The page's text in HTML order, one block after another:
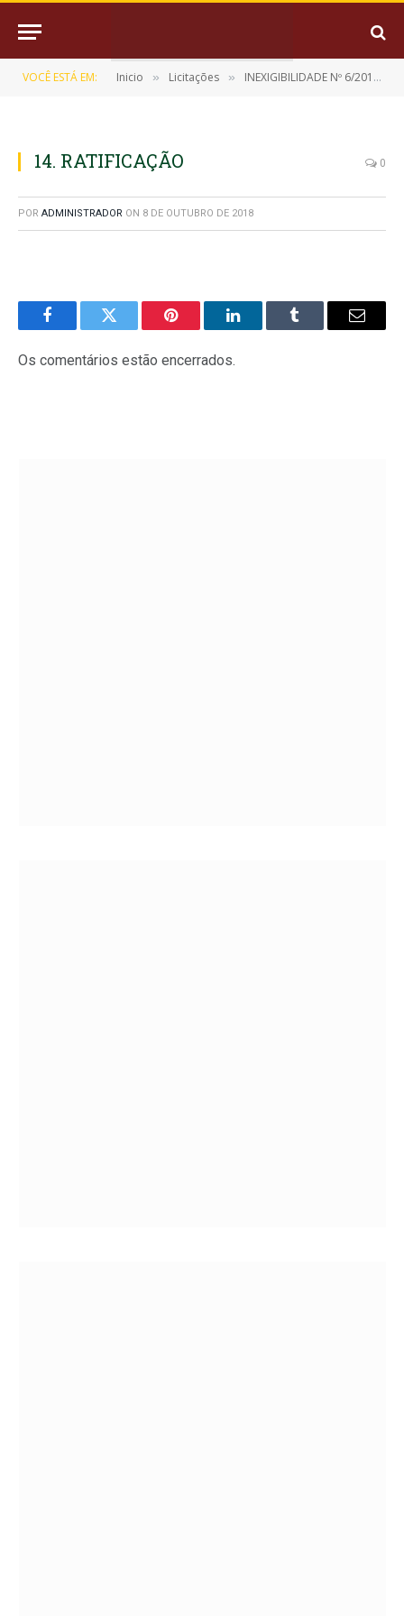
VOCÊ ESTÁ EM: Inicio » Licitações » INEXIGIBILIDADE Nº 6/2018-0304
14. RATIFICAÇÃO 0
POR ADMINISTRADOR ON 8 DE OUTUBRO DE 2018
FacebookTwitter Pinterest LinkedInTumblr
E-
Os comentários estão encerrados.